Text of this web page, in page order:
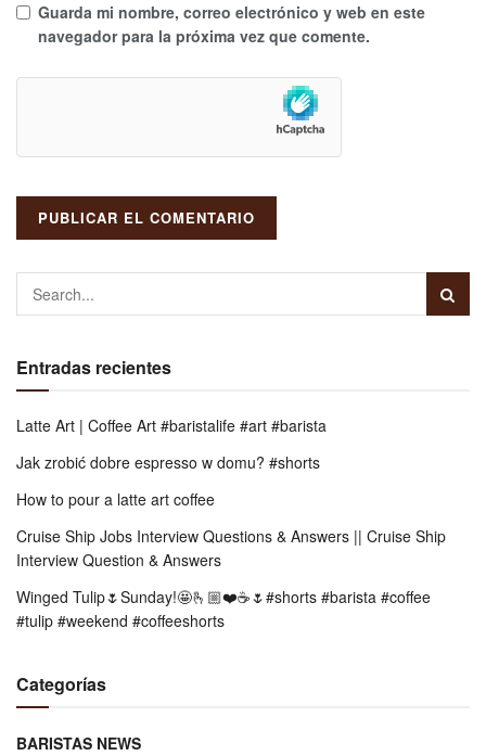
Guarda mi nombre, correo electrónico y web en este
navegador para la próxima vez que comente.
Entradas recientes
Latte Art | Coffee Art #baristalife #art #barista
Jak zrobić dobre espresso w domu? #shorts
How to pour a latte art coffee
Cruise Ship Jobs Interview Questions & Answers || Cruise Ship
Interview Question & Answers
Winged Tulip🌷Sunday!🤩🫰🏼❤️☕️🌷#shorts #barista #coffee
#tulip #weekend #coffeeshorts
Categorías
BARISTAS NEWS